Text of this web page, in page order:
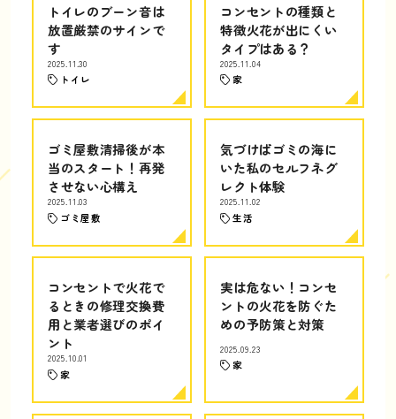
トイレのブーン音は
放置厳禁のサインで
す
2025.11.30
トイレ
コンセントの種類と
特徴火花が出にくい
タイプはある？
2025.11.04
家
ゴミ屋敷清掃後が本
当のスタート！再発
させない心構え
2025.11.03
ゴミ屋敷
気づけばゴミの海に
いた私のセルフネグ
レクト体験
2025.11.02
生活
コンセントで火花で
るときの修理交換費
用と業者選びのポイ
ント
2025.10.01
家
実は危ない！コンセ
ントの火花を防ぐた
めの予防策と対策
2025.09.23
家